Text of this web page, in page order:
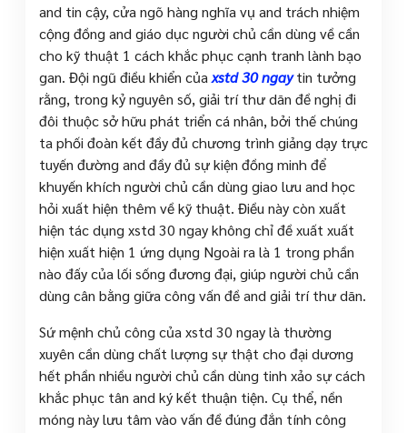
and tin cậy, cửa ngõ hàng nghĩa vụ and trách nhiệm
cộng đồng and giáo dục người chủ cần dùng về cần
cho kỹ thuật 1 cách khắc phục cạnh tranh lành bạo
gan. Đội ngũ điều khiển của xstd 30 ngaytin tưởng
rằng, trong kỷ nguyên số, giải trí thư dãn đề nghị đi
đôi thuộc sở hữu phát triển cá nhân, bởi thế chúng
ta phối đoàn kết đầy đủ chương trình giảng dạy trực
tuyến đường and đầy đủ sự kiện đồng minh để
khuyến khích người chủ cần dùng giao lưu and học
hỏi xuất hiện thêm về kỹ thuật. Điều này còn xuất
hiện tác dụng xstd 30 ngay không chỉ đề xuất xuất
hiện xuất hiện 1 ứng dụng Ngoài ra là 1 trong phần
nào đấy của lối sống đương đại, giúp người chủ cần
dùng cân bằng giữa công vấn đề and giải trí thư dãn.
Sứ mệnh chủ công của xstd 30 ngay là thường
xuyên cần dùng chất lượng sự thật cho đại dương
hết phần nhiều người chủ cần dùng tinh xảo sự cách
khắc phục tân and ký kết thuận tiện. Cụ thể, nền
móng này lưu tâm vào vấn đề đúng đắn tính công